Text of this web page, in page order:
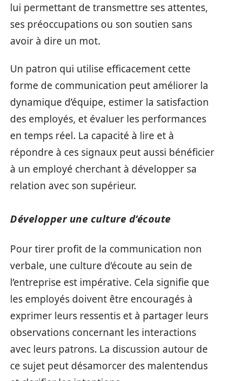
lui permettant de transmettre ses attentes,
ses préoccupations ou son soutien sans
avoir à dire un mot.
Un patron qui utilise efficacement cette
forme de communication peut améliorer la
dynamique d’équipe, estimer la satisfaction
des employés, et évaluer les performances
en temps réel. La capacité à lire et à
répondre à ces signaux peut aussi bénéficier
à un employé cherchant à développer sa
relation avec son supérieur.
Développer une culture d’écoute
Pour tirer profit de la communication non
verbale, une culture d’écoute au sein de
l’entreprise est impérative. Cela signifie que
les employés doivent être encouragés à
exprimer leurs ressentis et à partager leurs
observations concernant les interactions
avec leurs patrons. La discussion autour de
ce sujet peut désamorcer des malentendus